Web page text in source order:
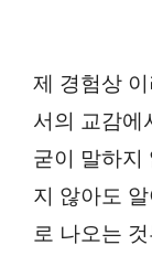
제 경험상
서의 교감에
굳이 말하지
지 않아도
로 나오는